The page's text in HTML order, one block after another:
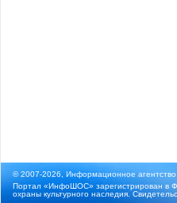
© 2007-2026, Информационное
Портал «ИнфоШОС» зарегистрирован в
охраны культурного наследия.